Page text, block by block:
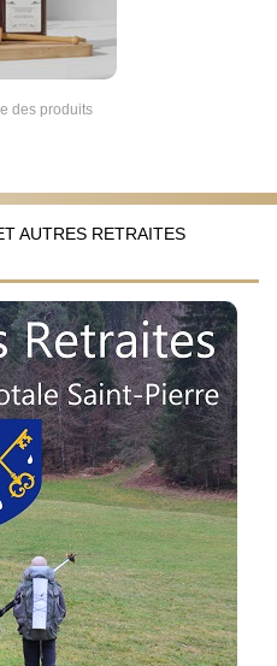
des produits
AUTRES RETRAITES